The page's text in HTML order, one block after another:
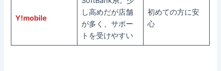
Y!mobile
し高めだが店舗
が多く、サポー
トを受けやすい
初めての方に安
心